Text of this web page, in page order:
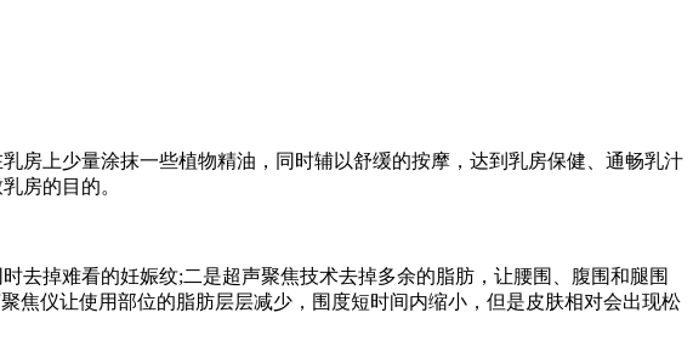
房上少量涂抹一些植物精油，同时辅以舒缓的按摩，达到乳房保健、通畅乳汁
房的目的。
去掉难看的妊娠纹;二是超声聚焦技术去掉多余的脂肪，让腰围、腹围和腿围
焦仪让使用部位的脂肪层层减少，围度短时间内缩小，但是皮肤相对会出现松